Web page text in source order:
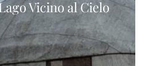
Vicino al Cielo